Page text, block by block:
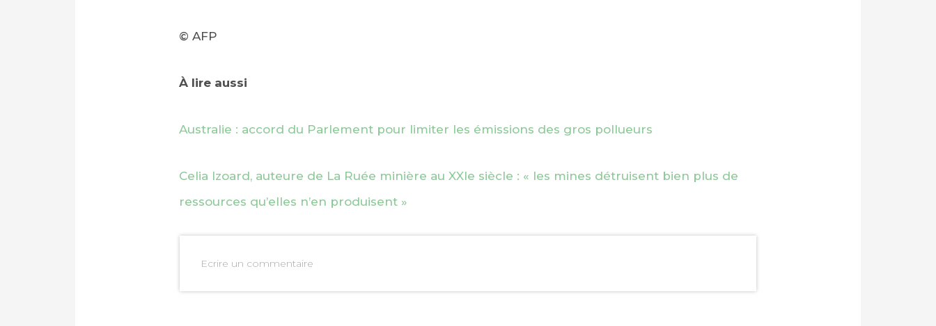
© AFP
À lire aussi
Australie : accord du Parlement pour limiter les émissions des gros pollueurs
Celia Izoard, auteure de La Ruée minière au XXIe siècle : « les mines détruisent bien plus de
ressources qu’elles n’en produisent »
Ecrire un commentaire